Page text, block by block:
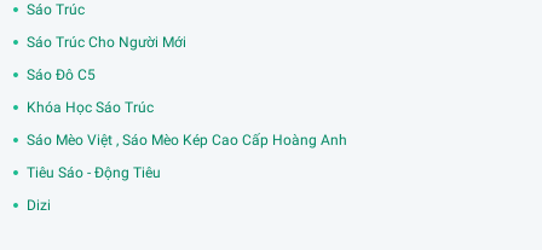
Sáo Trúc
Sáo Trúc Cho Người Mới
Sáo Đô C5
Khóa Học Sáo Trúc
Sáo Mèo Việt , Sáo Mèo Kép Cao Cấp Hoàng Anh
Tiêu Sáo - Động Tiêu
Dizi